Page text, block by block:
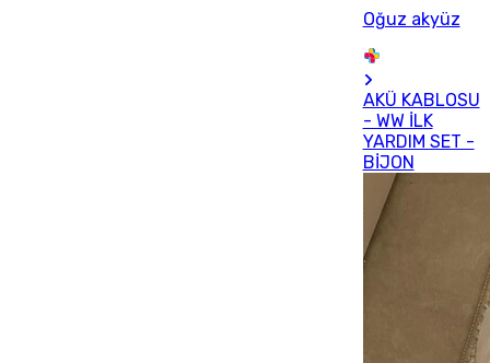
Oğuz akyüz
AKÜ KABLOSU
- WW İLK
YARDIM SET -
BİJON